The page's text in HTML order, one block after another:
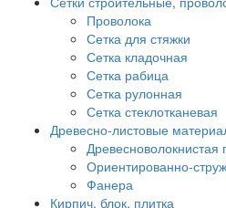
Проволока
Сетка для стяжки
Сетка кладочная
Сетка рабица
Сетка рулонная
Сетка стеклотканевая
Древесно-листовые
Ориентированно-
Фанера
Кирпич, блок, плитка